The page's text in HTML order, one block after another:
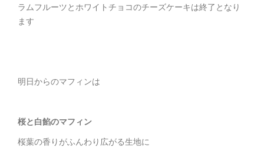
ラムフルーツとホワイトチョコのチーズケーキは終了となり
ます
明日からのマフィンは
桜と白餡のマフィン
桜葉の香りがふんわり広がる生地に